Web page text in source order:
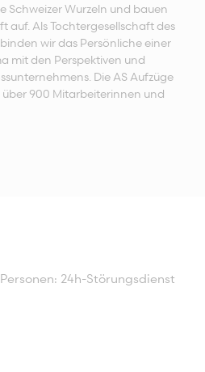
Schweizer Wurzeln und bauen
auf. Als Tochtergesellschaft des
wir das Persönliche einer
mit den Perspektiven und
Die AS Aufzüge
900 Mitarbeiterinnen und
24h-Störungsdienst